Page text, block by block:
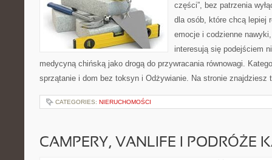
części”, bez patrzenia
dla osób, które chcą lepiej
emocje i codzienne
interesują się podejściem
medycyną chińską jako drogą do przywracania równowagi.
sprzątanie i dom bez toksyn i Odżywianie. Na stronie
CATEGORIES: NIERUCHOMOŚCI
CAMPERY, VANLIFE I PODRÓŻE